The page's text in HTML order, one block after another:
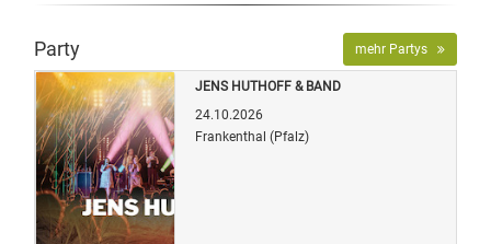
Party mehr Partys
JENS HUTHOFF & BAND
24.10.2026
Frankenthal (Pfalz)